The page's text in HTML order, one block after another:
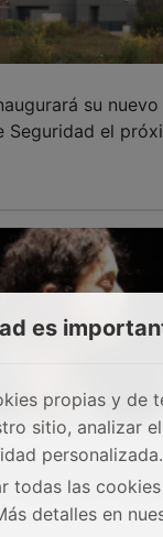
Seguridad el
Luisa
Liga de los
es
propias y de
sitio, analizar
personalizada.
todas las
detalles en